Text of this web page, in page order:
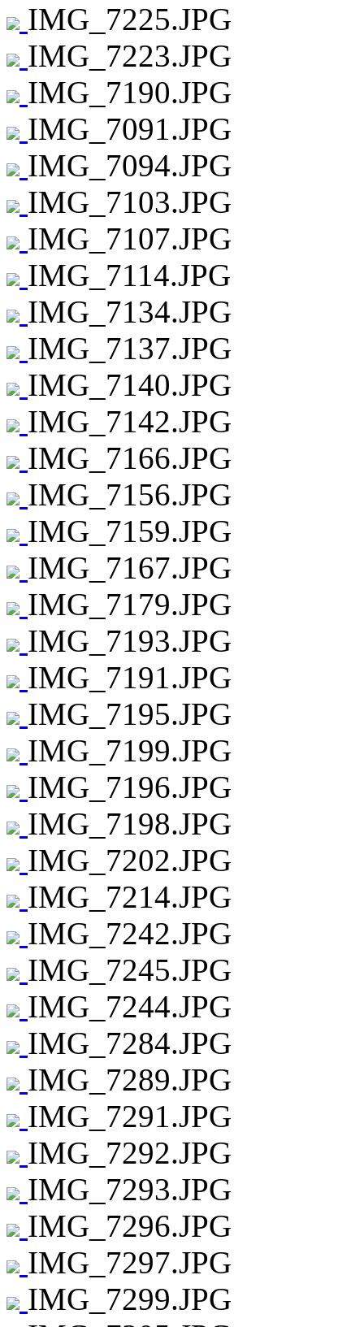
IMG_7225.JPG
IMG_7223.JPG
IMG_7190.JPG
IMG_7091.JPG
IMG_7094.JPG
IMG_7103.JPG
IMG_7107.JPG
IMG_7114.JPG
IMG_7134.JPG
IMG_7137.JPG
IMG_7140.JPG
IMG_7142.JPG
IMG_7166.JPG
IMG_7156.JPG
IMG_7159.JPG
IMG_7167.JPG
IMG_7179.JPG
IMG_7193.JPG
IMG_7191.JPG
IMG_7195.JPG
IMG_7199.JPG
IMG_7196.JPG
IMG_7198.JPG
IMG_7202.JPG
IMG_7214.JPG
IMG_7242.JPG
IMG_7245.JPG
IMG_7244.JPG
IMG_7284.JPG
IMG_7289.JPG
IMG_7291.JPG
IMG_7292.JPG
IMG_7293.JPG
IMG_7296.JPG
IMG_7297.JPG
IMG_7299.JPG